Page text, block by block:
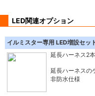
LED関連オプション
イルミスター専用 LED増設セッ
延長ハーネス2
延長ハーネスの
非防水仕様